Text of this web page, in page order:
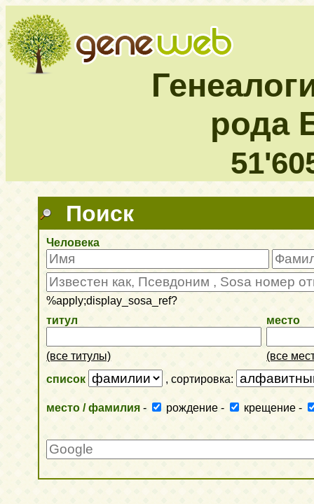
рода
Поиск
Человека
%apply;display_sosa_ref?
титул
(все титулы)
место
(все
список
, сортировка:
место / фамилия - рождение- крещение-